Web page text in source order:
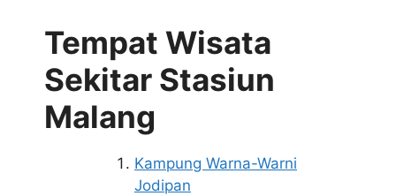
Tempat Wisata
Sekitar Stasiun
Malang
Kampung Warna-Warni
Jodipan